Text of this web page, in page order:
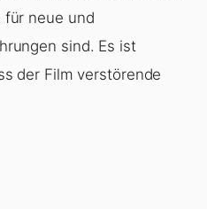
für neue und
sind. Es ist
der Film verstörende